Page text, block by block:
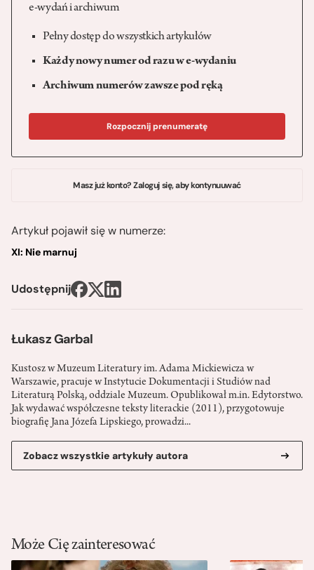
Łukasz Garbal
Kustosz w Muzeum Literatury im. Adama Mickiewicza w
Warszawie, pracuje w Instytucie Dokumentacji i Studiów nad
Literaturą Polską, oddziale Muzeum. Opublikował m.in. Edytorstwo.
Jak wydawać współczesne teksty literackie (2011), przygotowuje
biografię Jana Józefa Lipskiego, prowadzi...
Zobacz wszystkie artykuły autora
e-wydań i archiwum
Pełny dostęp do wszystkich artykułów
Każdy nowy numer od razu w e-wydaniu
Archiwum numerów zawsze pod ręką
Rozpocznij prenumeratę
Masz już konto? Zaloguj się, aby kontynuuwać
Artykuł pojawił się w numerze:
XI: Nie marnuj
Udostępnij
Może Cię zainteresować